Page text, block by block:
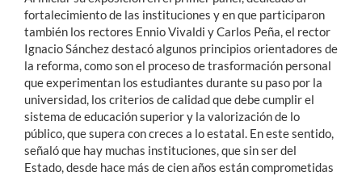
fortalecimiento de las instituciones y en que participaron
también los rectores Ennio Vivaldi y Carlos Peña, el rector
Ignacio Sánchez destacó algunos principios orientadores de
la reforma, como son el proceso de trasformación personal
que experimentan los estudiantes durante su paso por la
universidad, los criterios de calidad que debe cumplir el
sistema de educación superior y la valorización de lo
público, que supera con creces a lo estatal. En este sentido,
señaló que hay muchas instituciones, que sin ser del
Estado, desde hace más de cien años están comprometidas